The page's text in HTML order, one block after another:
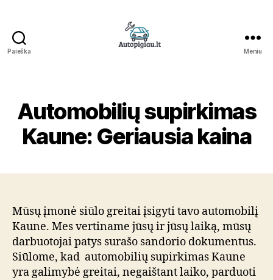
Paieška Meniu
Automobilių supirkimas
Kaune: Geriausia kaina
Mūsų įmonė siūlo greitai įsigyti tavo automobilį
Kaune. Mes vertiname jūsų ir jūsų laiką, mūsų
darbuotojai patys surašo sandorio dokumentus.
Siūlome, kad automobilių supirkimas Kaune
yra galimybė greitai, negaištant laiko, parduoti